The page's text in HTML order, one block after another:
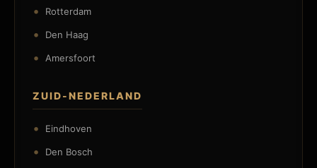
Rotterdam
Den Haag
Amersfoort
ZUID-NEDERLAND
Eindhoven
Den Bosch